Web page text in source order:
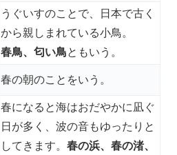
うぐいすのことで、日本で古く
から親しまれている小鳥。
春鳥、匂い鳥ともいう。
春の朝のことをいう。
春になると海はおだやかに凪ぐ
日が多く、波の音もゆったりと
してきます。 春の浜、春の渚、